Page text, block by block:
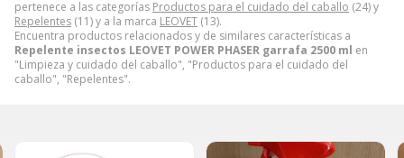
pertenece a las categorías Productos para el cuidado del caballo (24) y
Repelentes (11) y a la marca LEOVET (13).
Encuentra productos relacionados y de similares características a
Repelente insectos LEOVET POWER PHASER garrafa 2500 ml en
"Limpieza y cuidado del caballo", "Productos para el cuidado del
caballo", "Repelentes".